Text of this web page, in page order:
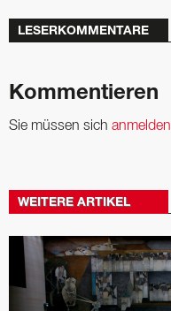
LESERKOMMENTARE
Kommentieren
Sie müssen sich anmelden
WEITERE ARTIKEL